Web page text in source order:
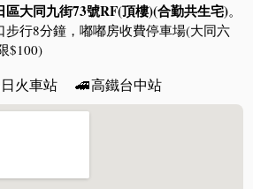
區大同九街73號RF(頂樓)(合勤共生宅)。
步行8分鐘，嘟嘟房收費停車場(大同六
$100)
火車站 🚄高鐵台中站